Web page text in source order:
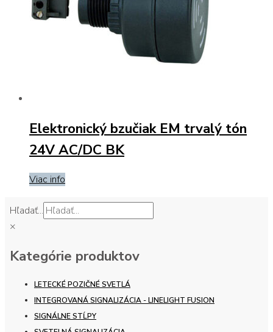
Elektronický bzučiak EM trvalý tón
24V AC/DC BK
Viac info
Hľadať...
×
Kategórie produktov
LETECKÉ POZIČNÉ SVETLÁ
INTEGROVANÁ SIGNALIZÁCIA - LINELIGHT FUSION
SIGNÁLNE STĹPY